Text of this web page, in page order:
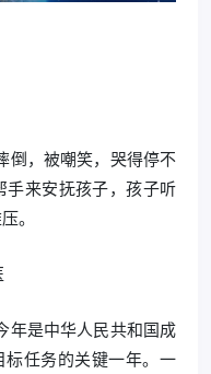
倒，被嘲笑，哭得停不
手来安抚孩子，孩子听
。
年是中华人民共和国成
标任务的关键一年。一